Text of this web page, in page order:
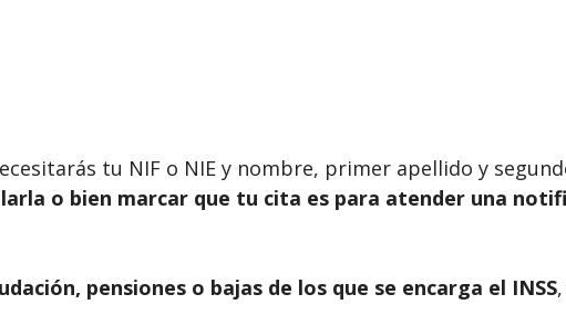
tu NIF o NIE y nombre, primer apellido y
o bien marcar que tu cita es para atender una
pensiones o bajas de los que se encarga el INSS